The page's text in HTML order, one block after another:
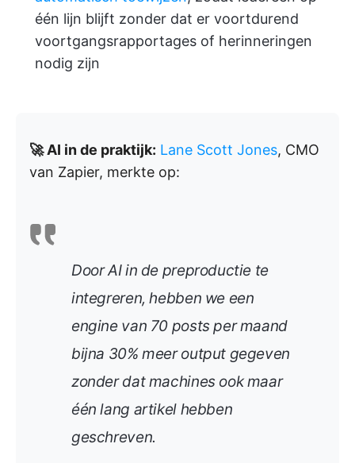
één lijn blijft zonder dat er voortdurend
voortgangsrapportages of herinneringen
nodig zijn
🚀 AI in de praktijk: Lane Scott Jones, CMO
van Zapier, merkte op:
Door AI in de preproductie te
integreren, hebben we een
engine van 70 posts per maand
bijna 30% meer output gegeven
zonder dat machines ook maar
één lang artikel hebben
geschreven.